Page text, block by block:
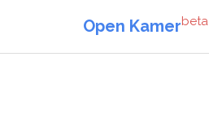
Open Kamerbeta